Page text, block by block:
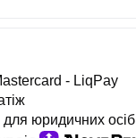
- LiqPay
для юридичних осіб